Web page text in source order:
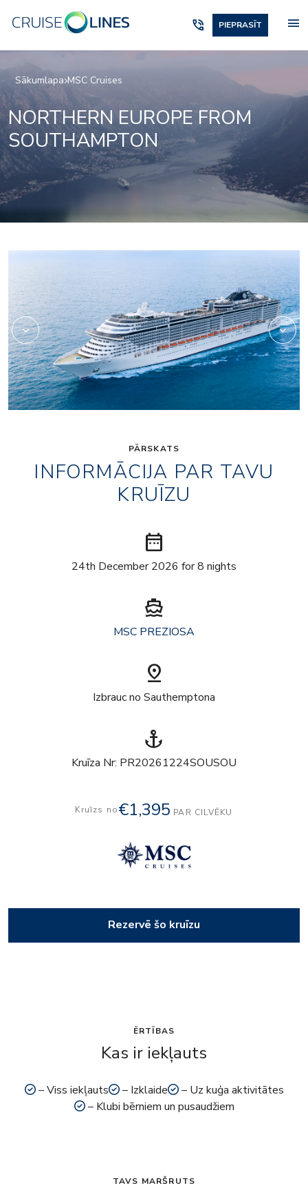
phone_in_talk PIEPRASĪT menu
Sākumlapa MSC Cruises
NORTHERN EUROPE FROM
SOUTHAMPTON
PĀRSKATS
INFORMĀCIJA PAR TAVU
KRUĪZU
date_range
24th December 2026 for 8 nights
directions_boat
MSC PREZIOSA
pin_drop
Izbrauc no Sauthemptona
anchor
Kruīza Nr: PR20261224SOUSOU
Kruīzs no€1,395 PAR CILVĒKU
Rezervē šo kruīzu
ĒRTĪBAS
Kas ir iekļauts
– Viss iekļauts – Izklaide
– Uz kuģa aktivitātes
– Klubi bērniem un pusaudžiem
TAVS MARŠRUTS